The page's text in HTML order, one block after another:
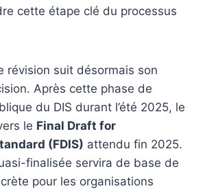
cette étape clé du processus
révision suit désormais son
Après cette phase de
du DIS durant l’été 2025, le
le Final Draft for
(FDIS) attendu fin 2025.
finalisée servira de base de
pour les organisations